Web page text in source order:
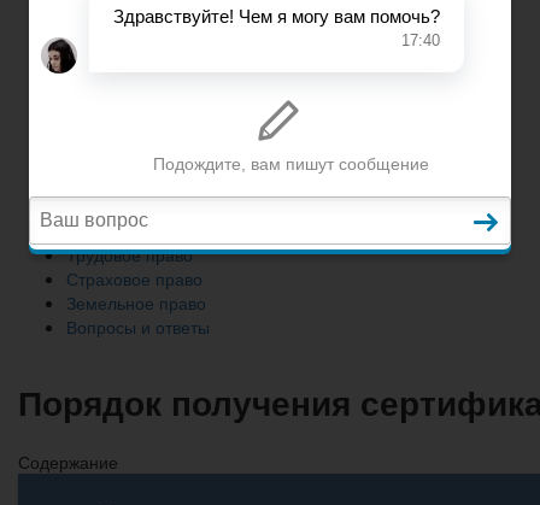
Страховое право
Гражданское право
Трудовое право
Страховое право
Земельное право
Вопросы и ответы
Порядок получения
Содержание